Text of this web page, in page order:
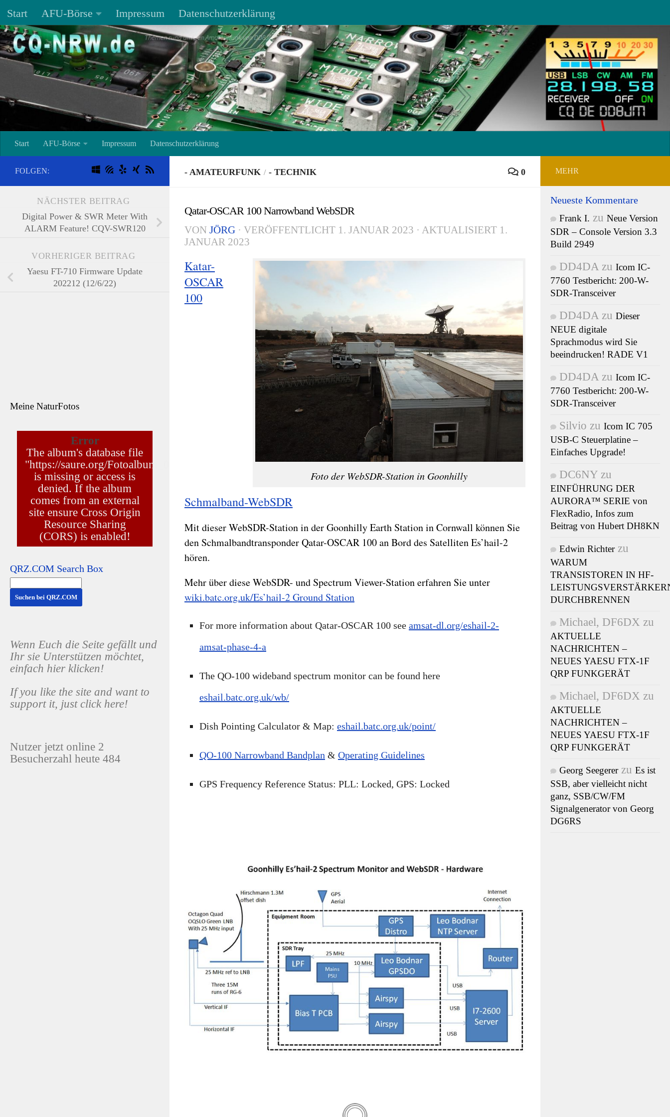
Unter dem Inhalt
Start AFU-Börse Impressum Datenschutzerklärung
Start AFU-Börse Impressum Datenschutzerklärung
- AMATEURFUNK / - TECHNIK 0
Qatar-OSCAR 100 Narrowband WebSDR
VON JÖRG · VERÖFFENTLICHT 1. JANUAR 2023 · AKTUALISIERT 1.
JANUAR 2023
Foto der WebSDR-Station in Goonhilly
Katar-
OSCAR
100
Schmalband-WebSDR
Mit dieser WebSDR-Station in der Goonhilly Earth Station in Cornwall können Sie
den Schmalbandtransponder Qatar-OSCAR 100 an Bord des Satelliten Es’hail-2
hören.
Mehr über diese WebSDR- und Spectrum Viewer-Station erfahren Sie unter
wiki.batc.org.uk/Es’hail-2 Ground Station
For more information about Qatar-OSCAR 100 see amsat-dl.org/eshail-2-
amsat-phase-4-a
The QO-100 wideband spectrum monitor can be found here
eshail.batc.org.uk/wb/
Dish Pointing Calculator & Map: eshail.batc.org.uk/point/
QO-100 Narrowband Bandplan & Operating Guidelines
GPS Frequency Reference Status: PLL: Locked, GPS: Locked
FOLGEN:
NÄCHSTER BEITRAG
Digital Power & SWR Meter With
ALARM Feature! CQV-SWR120
VORHERIGER BEITRAG
Yaesu FT-710 Firmware Update
202212 (12/6/22)
Meine NaturFotos
QRZ.COM Search Box
Wenn Euch die Seite gefällt und
Ihr sie Unterstützen möchtet,
einfach hier klicken!
If you like the site and want to
support it, just click here!
Nutzer jetzt online 2
Besucherzahl heute 484
MEHR
Neueste Kommentare
Frank I. zu Neue Version
SDR – Console Version 3.3
Build 2949
DD4DAzu Icom IC-
7760 Testbericht: 200-W-
SDR-Transceiver
DD4DAzu Dieser
NEUE digitale
Sprachmodus wird Sie
beeindrucken! RADE V1
DD4DAzu Icom IC-
7760 Testbericht: 200-W-
SDR-Transceiver
Silvio zu Icom IC 705
USB-C Steuerplatine –
Einfaches Upgrade!
DC6NY zu
EINFÜHRUNG DER
AURORA™ SERIE von
FlexRadio, Infos zum
Beitrag von Hubert DH8KN
Edwin Richterzu
WARUM
TRANSISTOREN IN HF-
DURCHBRENNEN
Michael, DF6DX zu
AKTUELLE
NACHRICHTEN –
NEUES YAESU FTX-1F
QRP FUNKGERÄT
Michael, DF6DX zu
AKTUELLE
NACHRICHTEN –
NEUES YAESU FTX-1F
QRP FUNKGERÄT
Georg Seegererzu Es ist
SSB, aber vielleicht nicht
ganz, SSB/CW/FM
Signalgenerator von Georg
DG6RS